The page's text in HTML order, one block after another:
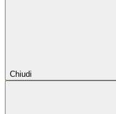
Chiudi